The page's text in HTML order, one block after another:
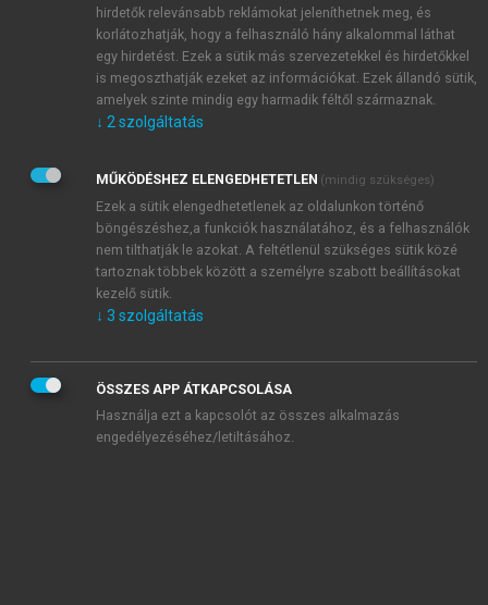
JELSZÓ ÚJRA
Kérek értesítést a MeRSZ újdonságairól, akcióiról.
Kérek értesítést az Akadémiai Kiadó Zrt. újdonságairól,
Adatkezelési tájékoztatóbanfoglaltakat tudomásul
veszem és elfogadom.
Általános vásárlási feltételeket, valamint a szotar.netés a
mersz.huoldalak licencszerződéseiben foglaltakat
tudomásul veszem és elfogadom.
KIPRÓBÁLOM
hirdetők relevánsabb reklámokat jeleníthetnek meg, és
korlátozhatják, hogy a felhasználó hány alkalommal láthat
egy hirdetést. Ezek a sütik más szervezetekkel és hirdetőkkel
is megoszthatják ezeket az információkat. Ezek állandó sütik,
amelyek szinte mindig egy harmadik féltől származnak.
↓ 2 szolgáltatás
MŰKÖDÉSHEZ ELENGEDHETETLEN (mindig szükséges)
Ezek a sütik elengedhetetlenek az oldalunkon történő
böngészéshez,a funkciók használatához, és a felhasználók
nem tilthatják le azokat. A feltétlenül szükséges sütik közé
tartoznak többek között a személyre szabott beállításokat
kezelő sütik.
↓ 3 szolgáltatás
ÖSSZES APP ÁTKAPCSOLÁSA
Használja ezt a kapcsolót az összes alkalmazás
engedélyezéséhez/letiltásához.